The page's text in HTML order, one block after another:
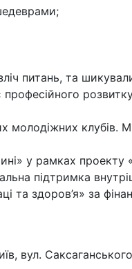
питань, та
молодіжних клубів.
у рамках проекту
підтримка
та здоров’я» за
вул.